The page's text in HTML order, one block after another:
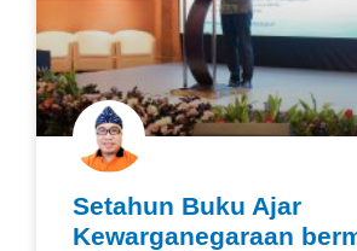
Setahun Buku Ajar
Kewarganegaraan